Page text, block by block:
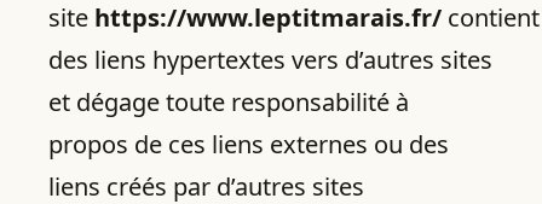
site https://www.leptitmarais.fr/ contient
des liens hypertextes vers d’autres sites
et dégage toute responsabilité à
propos de ces liens externes ou des
liens créés par d’autres sites